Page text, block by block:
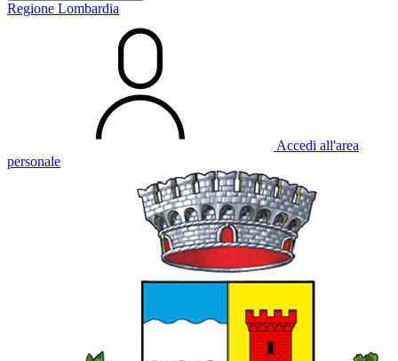
Regione Lombardia
Accedi all'area
personale